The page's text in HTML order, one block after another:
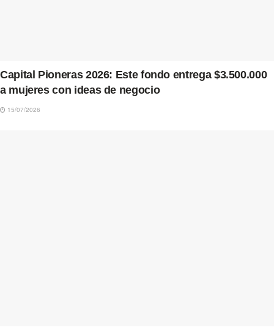
Capital Pioneras 2026: Este fondo entrega $3.500.000
a mujeres con ideas de negocio
15/07/2026